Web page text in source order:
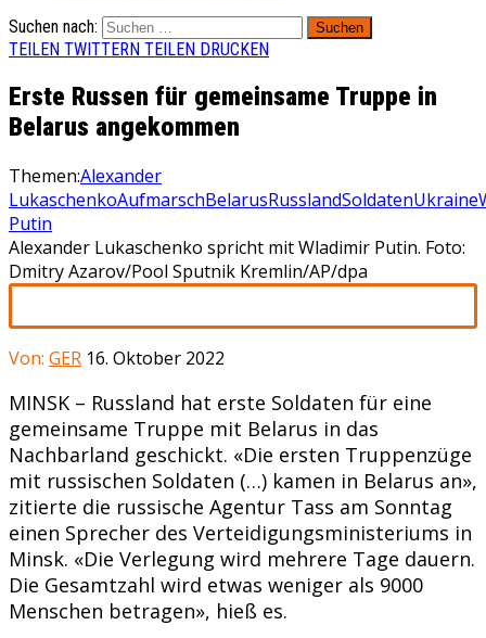
Suchen nach:
TEILEN TWITTERN TEILEN DRUCKEN
Erste Russen für gemeinsame Truppe in
Belarus angekommen
Themen:Alexander
LukaschenkoAufmarschBelarusRusslandSoldatenUkraine
Putin
Alexander Lukaschenko spricht mit Wladimir Putin. Foto:
Dmitry Azarov/Pool Sputnik Kremlin/AP/dpa
Von: GER 16. Oktober 2022
MINSK – Russland hat erste Soldaten für eine
gemeinsame Truppe mit Belarus in das
Nachbarland geschickt. «Die ersten Truppenzüge
mit russischen Soldaten (…) kamen in Belarus an»,
zitierte die russische Agentur Tass am Sonntag
einen Sprecher des Verteidigungsministeriums in
Minsk. «Die Verlegung wird mehrere Tage dauern.
Die Gesamtzahl wird etwas weniger als 9000
Menschen betragen», hieß es.